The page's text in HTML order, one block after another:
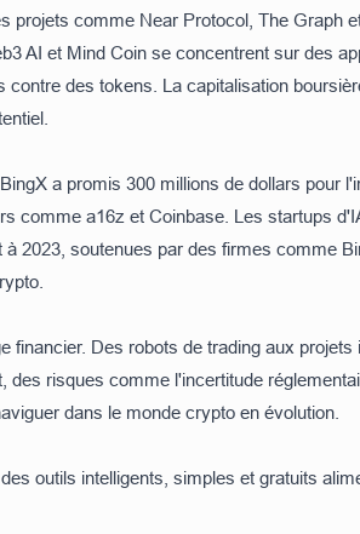
projets comme Near Protocol, The Graph
AI et Mind Coin se concentrent sur des
des tokens. La capitalisation
BingX a promis 300 millions de dollars pour
comme a16z et Coinbase. Les startups
2023, soutenues par des firmes comme
financier. Des robots de trading aux
risques comme l'incertitude
dans le monde crypto en évolution.
outils intelligents, simples et gratuits